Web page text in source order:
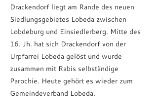
Drackendorf liegt am Rande des neuen
Siedlungsgebietes Lobeda zwischen
Lobdeburg und Einsiedlerberg. Mitte des
16. Jh. hat sich Drackendorf von der
Urpfarrei Lobeda gelöst und wurde
zusammen mit Rabis selbständige
Parochie. Heute gehört es wieder zum
Gemeindeverband Lobeda.